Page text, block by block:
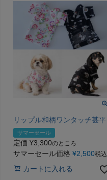
リップル和柄ワンタッチ甚平
サマーセール
定価 ¥3,300のところ
サマーセール価格 ¥2,500税込
カートに入れる